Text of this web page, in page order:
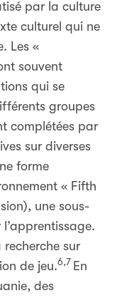
par la culture
culturel qui ne
Les «
souvent
qui se
groupes
complétées par
sur diverses
forme
« Fifth
une sous-
sur
de jeu.6,7 En
des